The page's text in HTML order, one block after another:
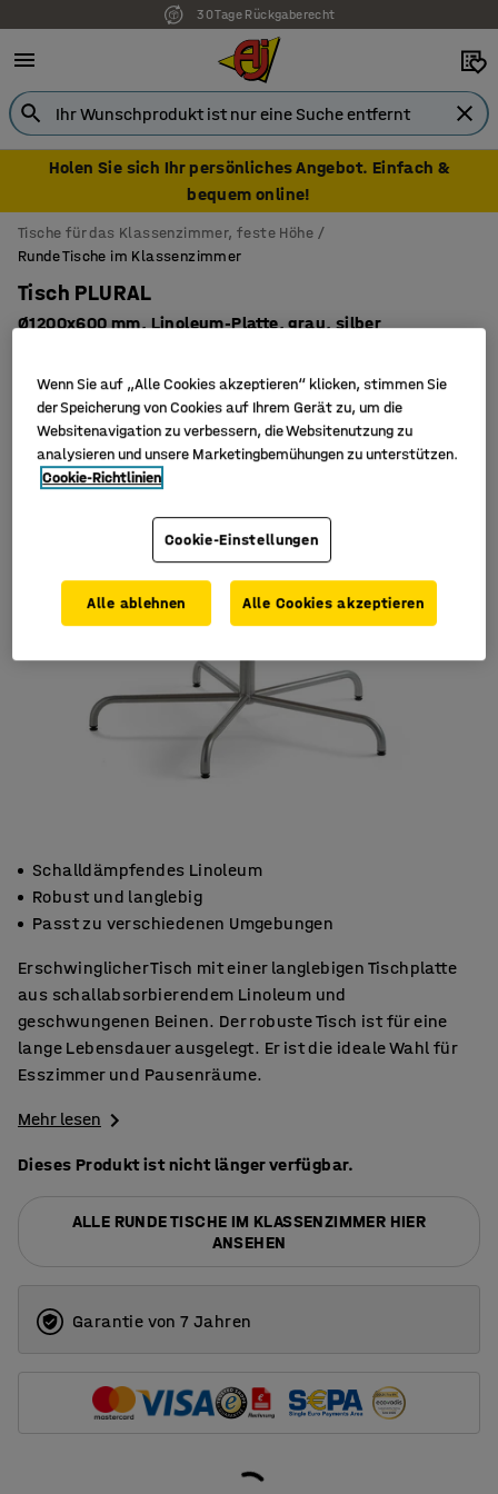
30 Tage Rückgaberecht
Holen Sie sich Ihr persönliches Angebot. Einfach &
bequem online!
Tische für das Klassenzimmer, feste Höhe
Runde Tische im Klassenzimmer
Tisch PLURAL
Ø1200x600 mm, Linoleum-Platte, grau, silber
Schalldämpfendes Linoleum
Robust und langlebig
Passt zu verschiedenen Umgebungen
Erschwinglicher Tisch mit einer langlebigen Tischplatte
aus schallabsorbierendem Linoleum und
geschwungenen Beinen. Der robuste Tisch ist für eine
lange Lebensdauer ausgelegt. Er ist die ideale Wahl für
Esszimmer und Pausenräume.
Mehr lesen
Dieses Produkt ist nicht länger verfügbar.
ALLE RUNDE TISCHE IM KLASSENZIMMER HIER
ANSEHEN
Garantie von 7 Jahren
Wenn Sie auf „Alle Cookies akzeptieren“ klicken, stimmen Sie
der Speicherung von Cookies auf Ihrem Gerät zu, um die
Websitenavigation zu verbessern, die Websitenutzung zu
analysieren und unsere Marketingbemühungen zu unterstützen.
Cookie-Richtlinien
Cookie-Einstellungen
Alle ablehnen Alle Cookies akzeptieren